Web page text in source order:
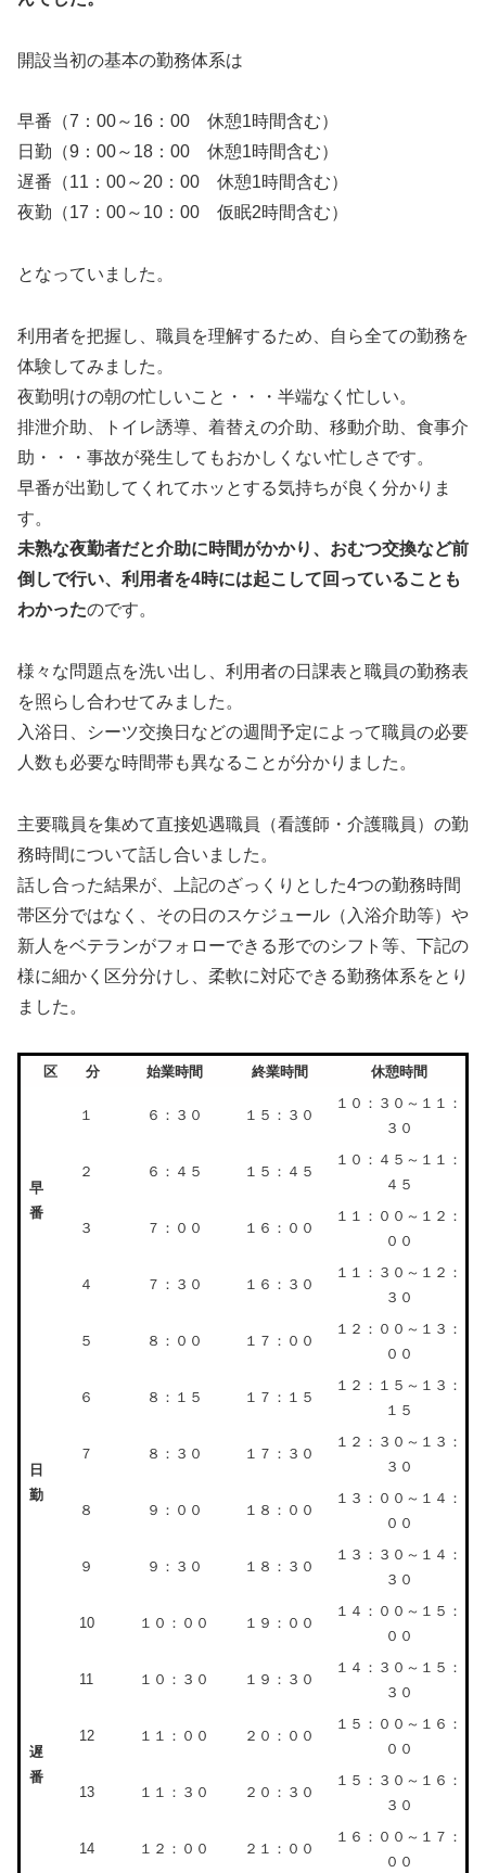
開設当初の基本の勤務体系は
早番（7：00～16：00 休憩1時間含む）
日勤（9：00～18：00 休憩1時間含む）
遅番（11：00～20：00 休憩1時間含む）
夜勤（17：00～10：00 仮眠2時間含む）
となっていました。
利用者を把握し、職員を理解するため、自ら全ての勤務を
体験してみました。
夜勤明けの朝の忙しいこと・・・半端なく忙しい。
排泄介助、トイレ誘導、着替えの介助、移動介助、食事介
助・・・事故が発生してもおかしくない忙しさです。
早番が出勤してくれてホッとする気持ちが良く分かりま
す。
未熟な夜勤者だと介助に時間がかかり、おむつ交換など前
倒しで行い、利用者を4時には起こして回っていることも
わかったのです。
様々な問題点を洗い出し、利用者の日課表と職員の勤務表
を照らし合わせてみました。
入浴日、シーツ交換日などの週間予定によって職員の必要
人数も必要な時間帯も異なることが分かりました。
主要職員を集めて直接処遇職員（看護師・介護職員）の勤
務時間について話し合いました。
話し合った結果が、上記のざっくりとした4つの勤務時間
帯区分ではなく、その日のスケジュール（入浴介助等）や
新人をベテランがフォローできる形でのシフト等、下記の
様に細かく区分分けし、柔軟に対応できる勤務体系をとり
ました。
区 分 始業時間 終業時間 休憩時間
早
番
１ ６：３０ １５：３０
１０：３０～１１：
３０
２ ６：４５ １５：４５
１０：４５～１１：
４５
３ ７：００ １６：００
１１：００～１２：
００
４ ７：３０ １６：３０
１１：３０～１２：
３０
日
勤
５ ８：００ １７：００
１２：００～１３：
００
６ ８：１５ １７：１５
１２：１５～１３：
１５
７ ８：３０ １７：３０
１２：３０～１３：
３０
８ ９：００ １８：００
１３：００～１４：
００
９ ９：３０ １８：３０
１３：３０～１４：
３０
10 １０：００ １９：００
１４：００～１５：
００
遅
番
11 １０：３０ １９：３０
１４：３０～１５：
３０
12 １１：００ ２０：００
１５：００～１６：
００
13 １１：３０ ２０：３０
１５：３０～１６：
３０
14 １２：００ ２１：００
１６：００～１７：
００